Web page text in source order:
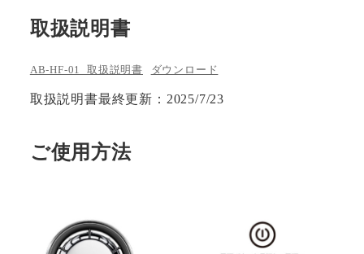
取扱説明書
AB-HF-01_取扱説明書 ダウンロード
取扱説明書最終更新：2025/7/23
ご使用方法